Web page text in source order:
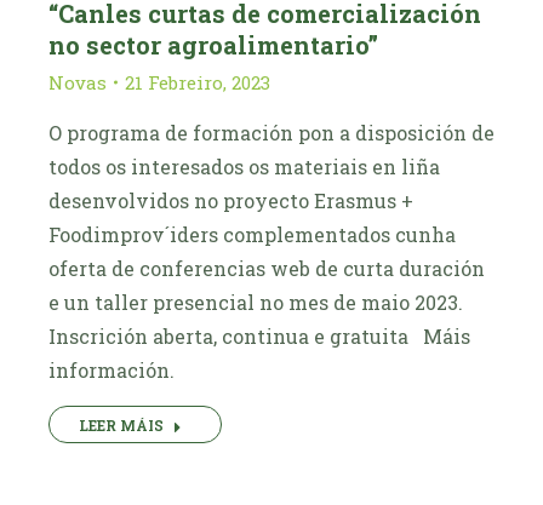
“Canles curtas de comercialización
no sector agroalimentario”
Novas 21 Febreiro, 2023
O programa de formación pon a disposición de
todos os interesados os materiais en liña
desenvolvidos no proyecto Erasmus +
Foodimprov´iders complementados cunha
oferta de conferencias web de curta duración
e un taller presencial no mes de maio 2023.
Inscrición aberta, continua e gratuita Máis
información.
LEER MÁIS